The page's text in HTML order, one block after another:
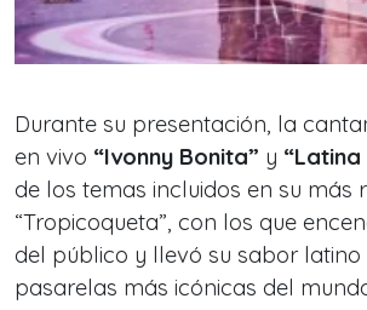
Durante su presentación, la
en vivo “Ivonny Bonita” y
de los temas incluidos en su más
“Tropicoqueta”, con los que
del público y llevó su sabor latino
pasarelas más icónicas del